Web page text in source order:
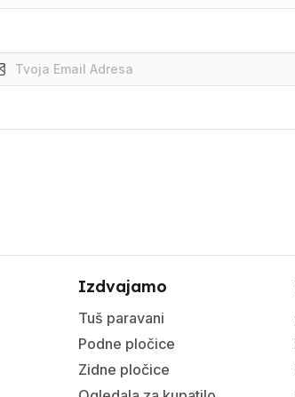
Izdvajamo
Tuš paravani
Podne pločice
Zidne pločice